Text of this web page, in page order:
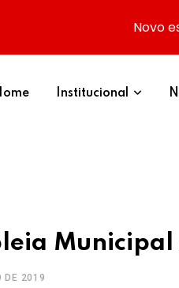
Institucional
Municipal
DE 2019
Novo